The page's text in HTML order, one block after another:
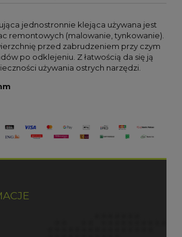
jednostronnie klejąca używana jest
remontowych (malowanie, tynkowanie).
przed zabrudzeniem przy czym
po odklejeniu. Z łatwością da się ją
używania ostrych narzędzi.